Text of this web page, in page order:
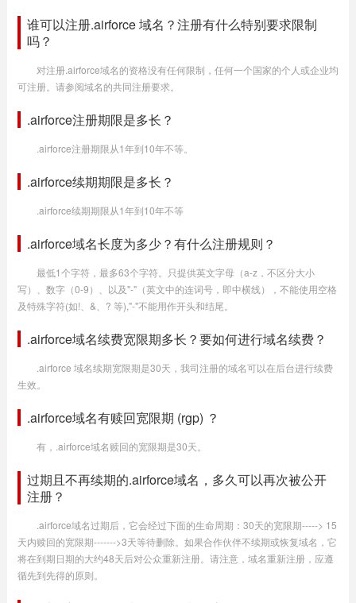
谁可以注册.airforce 域名？注册有什么特别要求限制
吗？
对注册.airforce域名的资格没有任何限制，任何一个国家的个人或企业均
可注册。请参阅域名的共同注册要求。
.airforce注册期限是多长？
.airforce注册期限从1年到10年不等。
.airforce续期期限是多长？
.airforce续期期限从1年到10年不等
.airforce域名长度为多少？有什么注册规则？
最低1个字符，最多63个字符。只提供英文字母（a-z，不区分大小
写）、数字（0-9）、以及"-"（英文中的连词号，即中横线），不能使用空格
及特殊字符(如!、&、? 等),"-"不能用作开头和结尾。
.airforce域名续费宽限期多长？要如何进行域名续费？
.airforce 域名续期宽限期是30天，我司注册的域名可以在后台进行续费
生效。
.airforce域名有赎回宽限期 (rgp) ？
有，.airforce域名赎回的宽限期是30天。
过期且不再续期的.airforce域名，多久可以再次被公开
注册？
.airforce域名过期后，它会经过下面的生命周期：30天的宽限期-----> 15
天内赎回的宽限期------->3天等待删除。如果合作伙伴不续期或恢复域名，它
将在到期日期的大约48天后对公众重新注册。请注意，域名重新注册，应遵
循先到先得的原则。